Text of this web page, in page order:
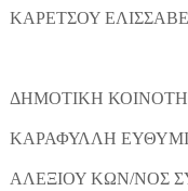
ΚΑΡΕΤΣΟΥ
ΔΗΜΟΤΙΚΗ
ΚΑΡΑΦΥΛΛΗ
ΑΛΕΞΙΟΥ ΚΩΝ/ΝΟΣ